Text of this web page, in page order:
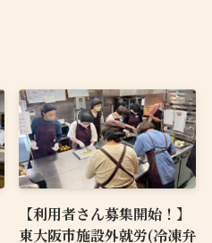
【利用者さん募集開始！】
東大阪市施設外就労(冷凍弁